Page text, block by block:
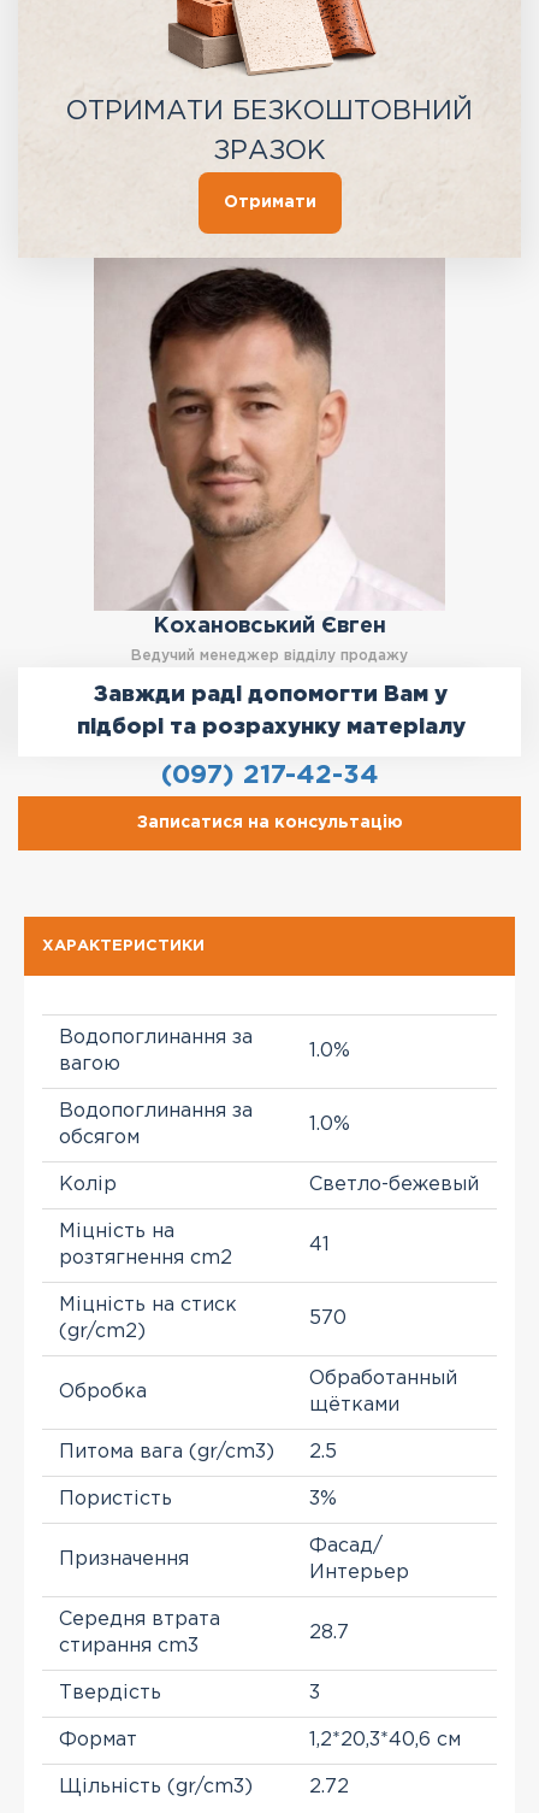
ОТРИМАТИ БЕЗКОШТОВНИЙ
ЗРАЗОК
Отримати
Кохановський Євген
Ведучий менеджер відділу продажу
Завжди раді допомогти Вам у
підборі та розрахунку матеріалу
(097) 217-42-34
Записатися на консультацію
ХАРАКТЕРИСТИКИ
Водопоглинання за
вагою
1.0%
Водопоглинання за
обсягом
1.0%
Колір Светло-бежевый
Міцність на
розтягнення cm2
41
Міцність на стиск
(gr/cm2)
570
Обробка
Обработанный
щётками
Питома вага (gr/cm3) 2.5
Пористість 3%
Призначення
Фасад/
Интерьер
Середня втрата
стирання cm3
28.7
Твердість 3
Формат 1,2*20,3*40,6 см
Щільність (gr/cm3) 2.72